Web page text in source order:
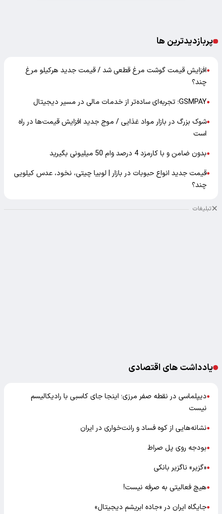
پربازدیدترین ها
●افزایش قیمت گوشت مرغ قطعی شد / قیمت جدید هرکیلو مرغ
چند؟
●GSMPAY؛ تجربه‌ای ساده‌تر از خدمات مالی در مسیر دیجیتال
●شوک بزرگ در بازار مواد غذایی / موج جدید افزایش قیمت‌ها در راه
است
●بدون ضامن و با کارمزد 4 درصد وام 50 میلیونی بگیرید
●قیمت جدید انواع حبوبات در بازار | لوبیا چیتی، نخود، عدس کیلویی
چند؟
تبلیغات
یادداشت های اقتصادی
●دیپلماسی در نقطه صفر مرزی؛ اینجا جای کاسبی با رادیکالیسم
نیست
●نشانه‌هایی از کوه فساد و رانت‌خواری در ایران
●بودجه روی پل صراط
●«گزیر» ناگزیر بانکی
●هیچ فعالیتی به صرفه نیست!
●جایگاه ایران در «جاده ابریشم دیجیتال»